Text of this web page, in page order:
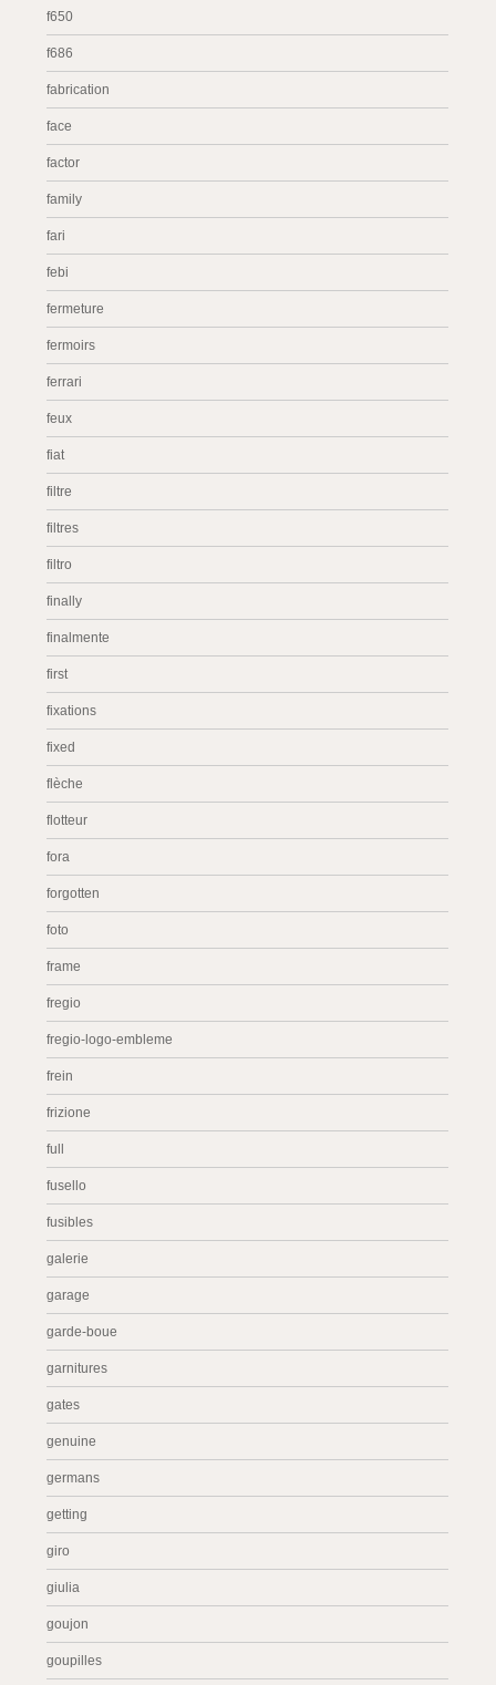
f650
f686
fabrication
face
factor
family
fari
febi
fermeture
fermoirs
ferrari
feux
fiat
filtre
filtres
filtro
finally
finalmente
first
fixations
fixed
flèche
flotteur
fora
forgotten
foto
frame
fregio
fregio-logo-embleme
frein
frizione
full
fusello
fusibles
galerie
garage
garde-boue
garnitures
gates
genuine
germans
getting
giro
giulia
goujon
goupilles